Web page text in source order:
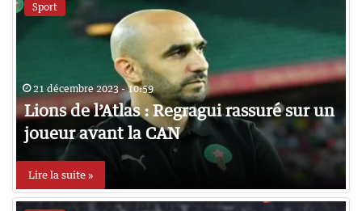
Sport
21 décembre 2023 - 10:59
Lions de l’Atlas : Regragui rassuré sur un
joueur avant la CAN
Lire la suite »